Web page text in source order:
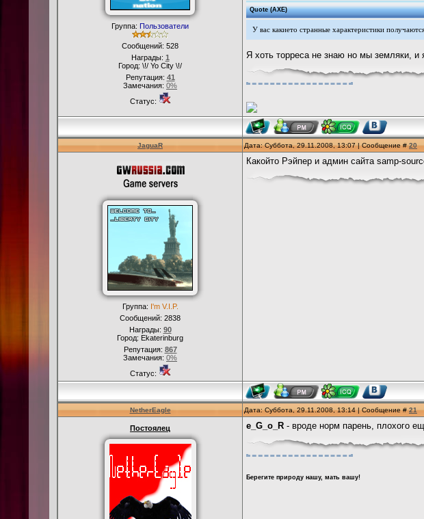
Группа: Пользователи
Сообщений: 528
Награды: 1
Город: \!/ Yo City \!/
Репутация: 41
Замечания: 0%
Статус:
Quote(AXE)
У вас какието странные характеристики
Я хоть торреса не знаю но мы земляки, и
JaguaR Дата: Суббота, 29.11.2008, 13:07 | Сообщение #20
Группа: I'm V.I.P.
Сообщений: 2838
Награды: 90
Город: Ekaterinburg
Репутация: 867
Замечания: 0%
Статус:
Какойто Рэйпер и админ сайта samp-
NetherEagle Дата: Суббота, 29.11.2008, 13:14 | Сообщение #21
Постоялец e_G_o_R - вроде норм парень, плохого
Берегите природу нашу, мать вашу!